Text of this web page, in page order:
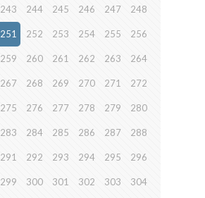
243 244 245 246 247 248
251 252 253 254 255 256
259 260 261 262 263 264
267 268 269 270 271 272
275 276 277 278 279 280
283 284 285 286 287 288
291 292 293 294 295 296
299 300 301 302 303 304